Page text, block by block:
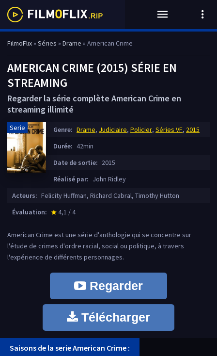
FilmoFlix» Séries » Drame » American Crime
AMERICAN CRIME (2015) SÉRIE EN
STREAMING
Regarder la série complète American Crime en
streaming illimité
Serie Genre: Drame, Judiciaire, Policier, Séries VF, 2015
Durée: 42min
Date de sortie: 2015
Réalisé par: John Ridley
Acteurs: Felicity Huffman, Richard Cabral, Timothy Hutton
Évaluation:
star_rate
4,1 / 4
American Crime est une série d'anthologie qui se concentre sur
l'étude de crimes d'ordre racial, social ou politique, à travers
l'expérience de différents personnages.
Regarder
Télécharger
Saisons de la serie American Crime :